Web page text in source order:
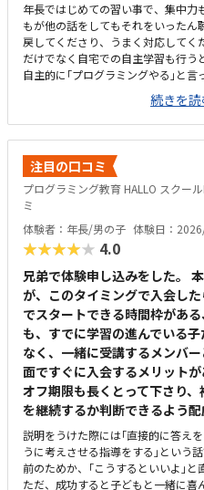
年長ではじめての習い事で、集中
もが他の話をしてもそれをいったん
戻してくださり、うまく対応して
だけでなく自宅での自主学習も行
自主的に｢プログラミングやる｣と
に取り組みたくなる教材だと感じ
通いやすいと思う。ただ、プログラ
スクールIEの看板しかないため、初
ング教室と個別指導塾が同じ空間
中にまわりから数学や英語の指導の
きる環境だと思う。受講している子
学児のプログラミングとしては割高
続きを
注目の口コミ
プログラミング教育 HALLO スクー
ミ
体験者：年長/男の子 体験日：
★★★★★ 4.0
兄弟で体験申し込みをした。
が、このタイミングで入会し
でスタートできる時間枠があ
も、すでに学習の進んでいる
なく、一緒に受講するメンバ
面ですぐに入会するメリット
オフ期限も長くとって下さり
を継続するか判断できるよう
説明をうけた際には｢直接的に答え
うに考えさせる指導をする｣という
前のためか、｢こうするといいよ｣と
ただ、成功すると子どもと一緒に